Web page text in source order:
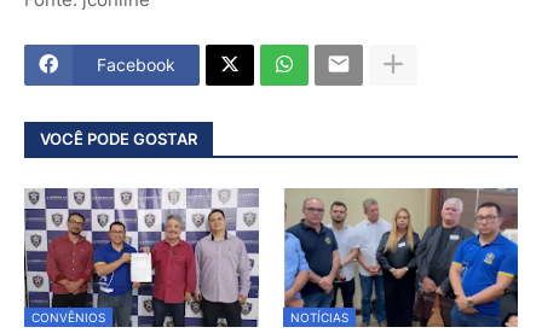
Facebook
VOCÊ PODE GOSTAR
CONVÊNIOS NOTÍCIAS